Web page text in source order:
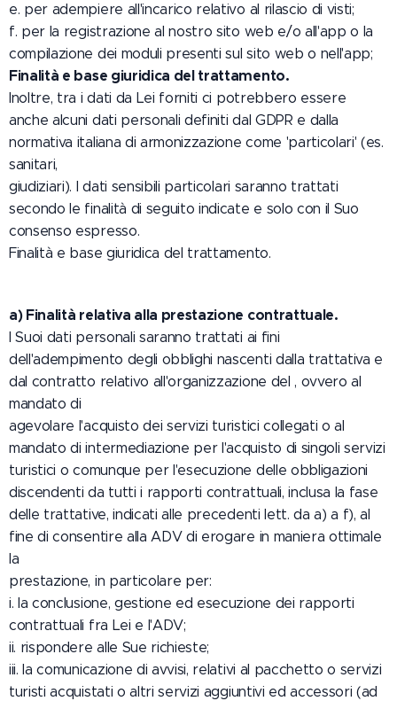
e. per adempiere all'incarico relativo al rilascio di visti;
f. per la registrazione al nostro sito web e/o all'app o la
compilazione dei moduli presenti sul sito web o nell'app;
Finalità e base giuridica del trattamento.
Inoltre, tra i dati da Lei forniti ci potrebbero essere
anche alcuni dati personali definiti dal GDPR e dalla
normativa italiana di armonizzazione come 'particolari' (es.
sanitari,
giudiziari). I dati sensibili particolari saranno trattati
secondo le finalità di seguito indicate e solo con il Suo
consenso espresso.
Finalità e base giuridica del trattamento.
a) Finalità relativa alla prestazione contrattuale.
I Suoi dati personali saranno trattati ai fini
dell'adempimento degli obblighi nascenti dalla trattativa e
dal contratto relativo all'organizzazione del , ovvero al
mandato di
agevolare l'acquisto dei servizi turistici collegati o al
mandato di intermediazione per l'acquisto di singoli servizi
turistici o comunque per l'esecuzione delle obbligazioni
discendenti da tutti i rapporti contrattuali, inclusa la fase
delle trattative, indicati alle precedenti lett. da a) a f), al
fine di consentire alla ADV di erogare in maniera ottimale
la
prestazione, in particolare per:
i. la conclusione, gestione ed esecuzione dei rapporti
contrattuali fra Lei e l'ADV;
ii. rispondere alle Sue richieste;
iii. la comunicazione di avvisi, relativi al pacchetto o servizi
turisti acquistati o altri servizi aggiuntivi ed accessori (ad